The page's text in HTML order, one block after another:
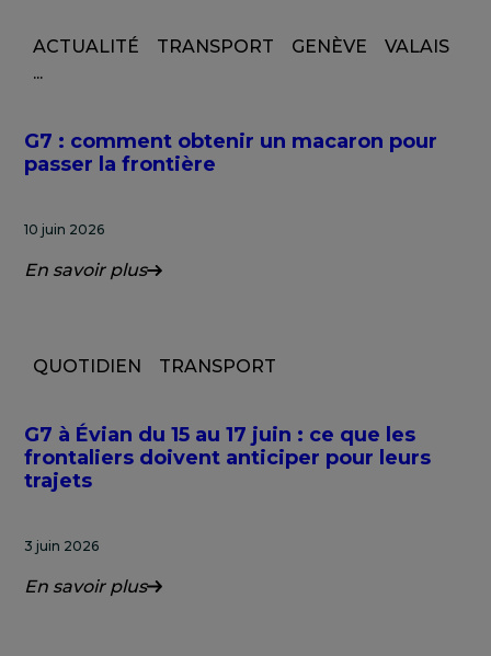
ACTUALITÉ TRANSPORT GENÈVE
VALAIS
...
G7 : comment obtenir un macaron pour
passer la frontière
10 juin 2026
En savoir plus
QUOTIDIEN TRANSPORT
G7 à Évian du 15 au 17 juin : ce que les
frontaliers doivent anticiper pour leurs
trajets
3 juin 2026
En savoir plus